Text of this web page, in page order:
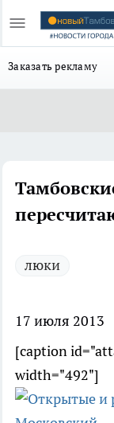
Заказать рекламу
люки
17 июля 2013
[caption
width="492"]